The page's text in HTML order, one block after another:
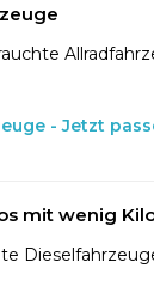
- Jetzt
mit wenig